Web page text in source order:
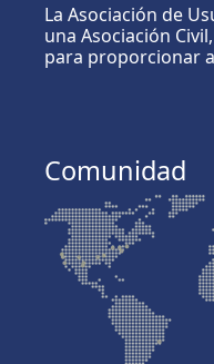
La Asociación de
una Asociación
para proporcionar
Comunidad